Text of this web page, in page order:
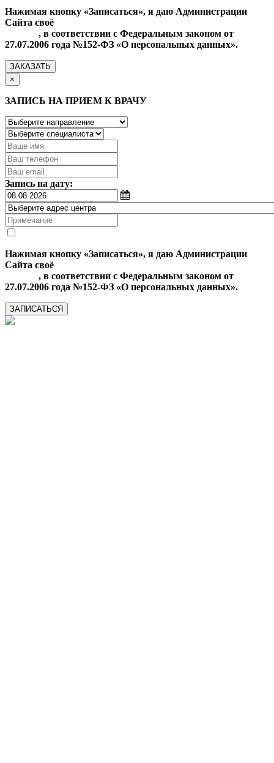
Нажимая кнопку «Записаться», я даю Администрации
Сайта своё
, в соответствии с Федеральным законом от
27.07.2006 года №152-ФЗ «О персональных данных».
ЗАКАЗАТЬ
×
ЗАПИСЬ НА ПРИЕМ К ВРАЧУ
Запись на дату:
Нажимая кнопку «Записаться», я даю Администрации
Сайта своё
, в соответствии с Федеральным законом от
27.07.2006 года №152-ФЗ «О персональных данных».
ЗАПИСАТЬСЯ